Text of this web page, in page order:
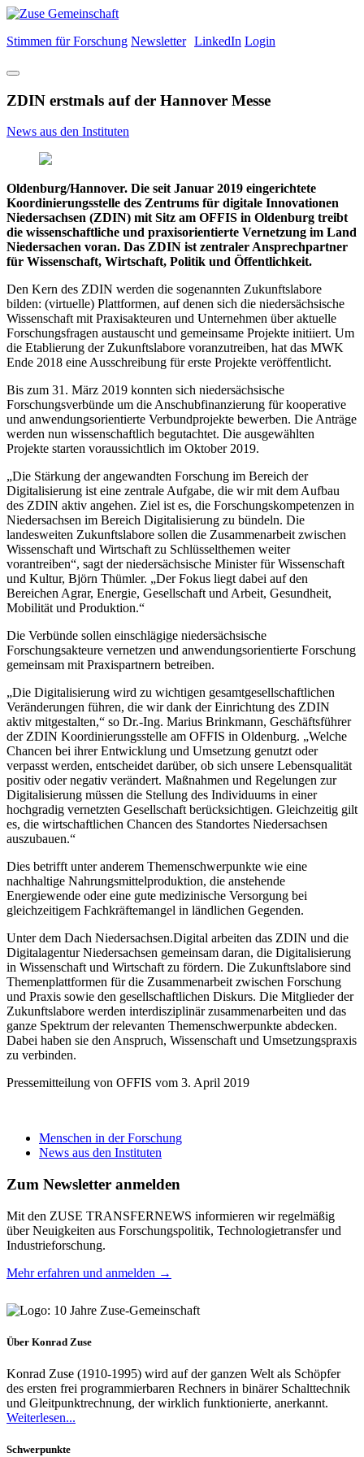
Stimmen für Forschung Newsletter LinkedIn Login
ZDIN erstmals auf der Hannover Messe
News aus den Instituten
Oldenburg/Hannover. Die seit Januar 2019 eingerichtete
Koordinierungsstelle des Zentrums für digitale Innovationen
Niedersachsen (ZDIN) mit Sitz am OFFIS in Oldenburg treibt
die wissenschaftliche und praxisorientierte Vernetzung im Land
Niedersachen voran. Das ZDIN ist zentraler Ansprechpartner
für Wissenschaft, Wirtschaft, Politik und Öffentlichkeit.
Den Kern des ZDIN werden die sogenannten Zukunftslabore
bilden: (virtuelle) Plattformen, auf denen sich die niedersächsische
Wissenschaft mit Praxisakteuren und Unternehmen über aktuelle
Forschungsfragen austauscht und gemeinsame Projekte initiiert. Um
die Etablierung der Zukunftslabore voranzutreiben, hat das MWK
Ende 2018 eine Ausschreibung für erste Projekte veröffentlicht.
Bis zum 31. März 2019 konnten sich niedersächsische
Forschungsverbünde um die Anschubfinanzierung für kooperative
und anwendungsorientierte Verbundprojekte bewerben. Die Anträge
werden nun wissenschaftlich begutachtet. Die ausgewählten
Projekte starten voraussichtlich im Oktober 2019.
„Die Stärkung der angewandten Forschung im Bereich der
Digitalisierung ist eine zentrale Aufgabe, die wir mit dem Aufbau
des ZDIN aktiv angehen. Ziel ist es, die Forschungskompetenzen in
Niedersachsen im Bereich Digitalisierung zu bündeln. Die
landesweiten Zukunftslabore sollen die Zusammenarbeit zwischen
Wissenschaft und Wirtschaft zu Schlüsselthemen weiter
vorantreiben“, sagt der niedersächsische Minister für Wissenschaft
und Kultur, Björn Thümler. „Der Fokus liegt dabei auf den
Bereichen Agrar, Energie, Gesellschaft und Arbeit, Gesundheit,
Mobilität und Produktion.“
Die Verbünde sollen einschlägige niedersächsische
Forschungsakteure vernetzen und anwendungsorientierte Forschung
gemeinsam mit Praxispartnern betreiben.
„Die Digitalisierung wird zu wichtigen gesamtgesellschaftlichen
Veränderungen führen, die wir dank der Einrichtung des ZDIN
aktiv mitgestalten,“ so Dr.-Ing. Marius Brinkmann, Geschäftsführer
der ZDIN Koordinierungsstelle am OFFIS in Oldenburg. „Welche
Chancen bei ihrer Entwicklung und Umsetzung genutzt oder
verpasst werden, entscheidet darüber, ob sich unsere Lebensqualität
positiv oder negativ verändert. Maßnahmen und Regelungen zur
Digitalisierung müssen die Stellung des Individuums in einer
hochgradig vernetzten Gesellschaft berücksichtigen. Gleichzeitig gilt
es, die wirtschaftlichen Chancen des Standortes Niedersachsen
auszubauen.“
Dies betrifft unter anderem Themenschwerpunkte wie eine
nachhaltige Nahrungsmittelproduktion, die anstehende
Energiewende oder eine gute medizinische Versorgung bei
gleichzeitigem Fachkräftemangel in ländlichen Gegenden.
Unter dem Dach Niedersachsen.Digital arbeiten das ZDIN und die
Digitalagentur Niedersachsen gemeinsam daran, die Digitalisierung
in Wissenschaft und Wirtschaft zu fördern. Die Zukunftslabore sind
Themenplattformen für die Zusammenarbeit zwischen Forschung
und Praxis sowie den gesellschaftlichen Diskurs. Die Mitglieder der
Zukunftslabore werden interdisziplinär zusammenarbeiten und das
ganze Spektrum der relevanten Themenschwerpunkte abdecken.
Dabei haben sie den Anspruch, Wissenschaft und Umsetzungspraxis
zu verbinden.
Pressemitteilung von OFFIS vom 3. April 2019
Menschen in der Forschung
News aus den Instituten
Zum Newsletter anmelden
Mit den ZUSE TRANSFERNEWS informieren wir regelmäßig
über Neuigkeiten aus Forschungspolitik, Technologietransfer und
Industrieforschung.
Mehr erfahren und anmelden →
Über Konrad Zuse
Konrad Zuse (1910-1995) wird auf der ganzen Welt als Schöpfer
des ersten frei programmierbaren Rechners in binärer Schalttechnik
und Gleitpunktrechnung, der wirklich funktionierte, anerkannt.
Weiterlesen...
Schwerpunkte